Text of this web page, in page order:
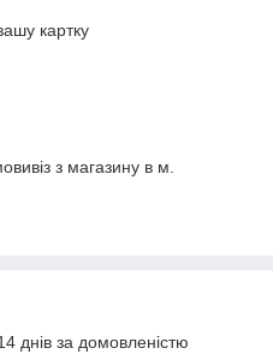
картку
з магазину в м.
днів за домовленістю